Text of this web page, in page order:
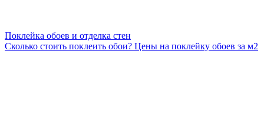
Поклейка обоев и отделка стен
Сколько стоить поклеить обои? Цены на поклейку обоев за м2